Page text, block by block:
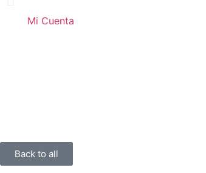
Mi Cuenta
Back to all